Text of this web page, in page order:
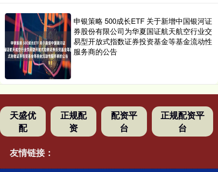
申银策略 500成长ETF 关于新增中国银河证
券股份有限公司为华夏国证航天航空行业交
易型开放式指数证券投资基金等基金流动性
服务商的公告
天盛优
配
正规配
资
配资平
台
正规配资平
台
友情链接：